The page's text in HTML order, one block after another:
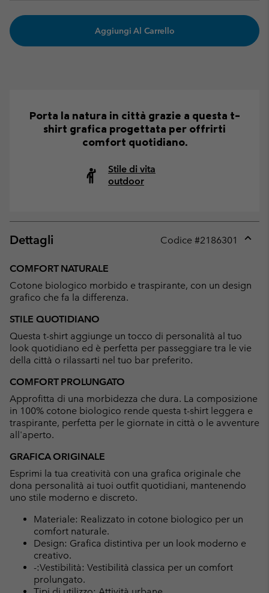
Aggiungi Al Carrello
Porta la natura in città grazie a questa t-
shirt grafica progettata per offrirti
comfort quotidiano.
Stile di vita
outdoor
Dettagli Codice #2186301
COMFORT NATURALE
Cotone biologico morbido e traspirante, con un design
grafico che fa la differenza.
STILE QUOTIDIANO
Questa t-shirt aggiunge un tocco di personalità al tuo
look quotidiano ed è perfetta per passeggiare tra le vie
della città o rilassarti nel tuo bar preferito.
COMFORT PROLUNGATO
Approfitta di una morbidezza che dura. La composizione
in 100% cotone biologico rende questa t-shirt leggera e
traspirante, perfetta per le giornate in città o le avventure
all'aperto.
GRAFICA ORIGINALE
Esprimi la tua creatività con una grafica originale che
dona personalità ai tuoi outfit quotidiani, mantenendo
uno stile moderno e discreto.
Materiale: Realizzato in cotone biologico per un
comfort naturale.
Design: Grafica distintiva per un look moderno e
creativo.
-:Vestibilità: Vestibilità classica per un comfort
prolungato.